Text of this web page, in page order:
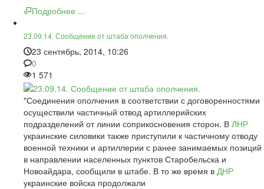
Подробнее ...
23.09.14. Сообщение от штаба ополчения.
23 сентябрь, 2014, 10:26
0
1 571
"Соединения ополчения в соответствии с договоренностями
осуществили частичный отвод артиллерийских
подразделений от линии соприкосновения сторон. В ЛНР
украинские силовики также приступили к частичному отводу
военной техники и артиллерии с ранее занимаемых позиций
в направлении населенных пунктов Старобельска и
Новоайдара, сообщили в штабе. В то же время в ДНР
украинские войска продолжали